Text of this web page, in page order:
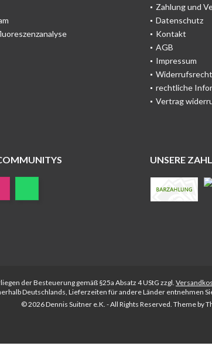
Zahlung und
Datenschutz
Kontakt
AGB
Impressum
Widerrufsrecht
rechtliche
Vertrag
UNSERE
der Besteuerung gemäß §25a Absatz 4 UStG zzgl.
Deutschlands, Lieferzeiten für andere Länder entnehmen
© 2026 Dennis Suitner e.K. - All Rights Reserved. Theme by